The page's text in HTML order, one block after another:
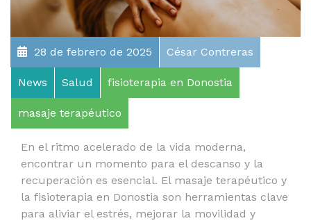
28 de febrero de 2025 César Contreras
News Salud fisioterapia en Donostia
masaje terapéutico
En el ritmo acelerado de la vida moderna,
encontrar un momento para el descanso y la
recuperación es esencial. El masaje terapéutico y
la fisioterapia en Donostia son herramientas clave
para aliviar el estrés, mejorar la movilidad y